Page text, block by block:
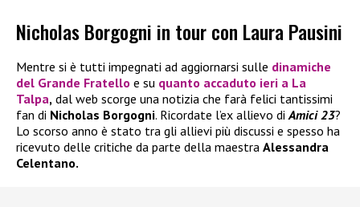
Nicholas Borgogni in tour con Laura Pausini
Mentre si è tutti impegnati ad aggiornarsi sulle dinamiche
del Grande Fratello e su quanto accaduto ieri a La
Talpa, dal web scorge una notizia che farà felici tantissimi
fan di Nicholas Borgogni. Ricordate l’ex allievo diAmici 23?
Lo scorso anno è stato tra gli allievi più discussi e spesso ha
ricevuto delle critiche da parte della maestra Alessandra
Celentano.